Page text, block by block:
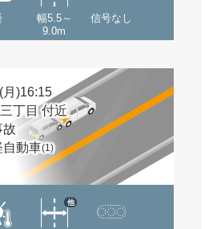
幅5.5～
9.0m
信号なし
月)16:15
丁目 付近
故
自動車(1)
他